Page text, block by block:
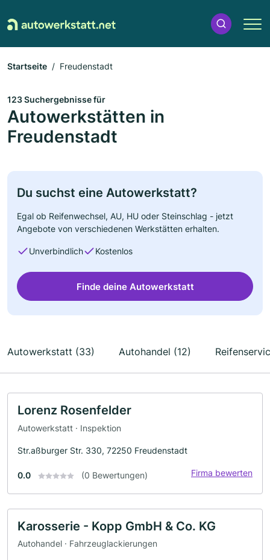
Startseite Freudenstadt
123 Suchergebnisse für
Autowerkstätten in
Freudenstadt
Du suchst eine Autowerkstatt?
Egal ob Reifenwechsel, AU, HU oder Steinschlag - jetzt
Angebote von verschiedenen Werkstätten erhalten.
Unverbindlich Kostenlos
Finde deine Autowerkstatt
Autowerkstatt (33) Autohandel (12)
Lorenz Rosenfelder
Autowerkstatt · Inspektion
Str.aßburger Str. 330, 72250 Freudenstadt
0.0 (0 Bewertungen) Firma bewerten
Karosserie - Kopp GmbH & Co. KG
Autohandel · Fahrzeuglackierungen